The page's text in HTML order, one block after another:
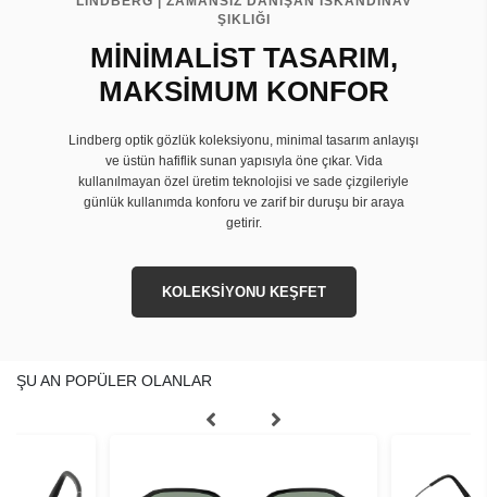
ŞIKLIĞI
MİNİMALİST TASARIM,
MAKSİMUM KONFOR
Lindberg optik gözlük koleksiyonu, minimal tasarım anlayışı
ve üstün hafiflik sunan yapısıyla öne çıkar. Vida
kullanılmayan özel üretim teknolojisi ve sade çizgileriyle
günlük kullanımda konforu ve zarif bir duruşu bir araya
getirir.
KOLEKSİYONU KEŞFET
ŞU AN POPÜLER OLANLAR